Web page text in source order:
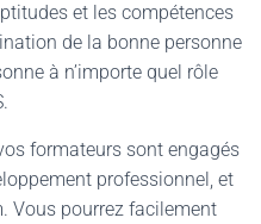
et les compétences
de la bonne personne
à n’importe quel rôle
formateurs sont engagés
professionnel, et
Vous pourrez facilement